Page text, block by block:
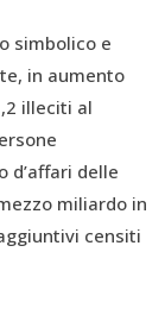
simbolico e
in aumento
illeciti al
d’affari delle
miliardo in
censiti